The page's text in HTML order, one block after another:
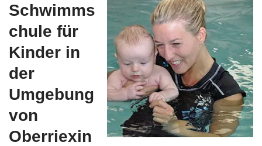
Schwimms
chule für
Kinder in
der
Umgebung
von
Oberriexin